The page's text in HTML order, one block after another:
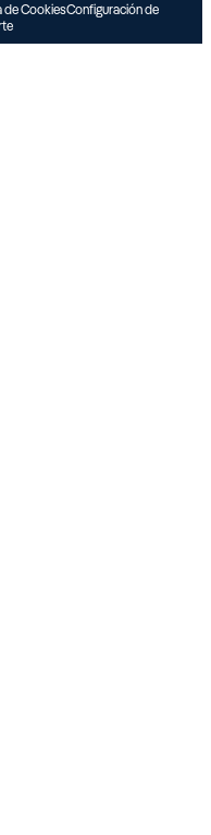
de CookiesConfiguración de